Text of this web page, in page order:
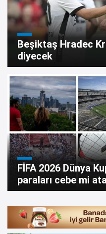
Beşiktaş Hradec
diyecek
FİFA 2026 Dünya
paraları cebe mi